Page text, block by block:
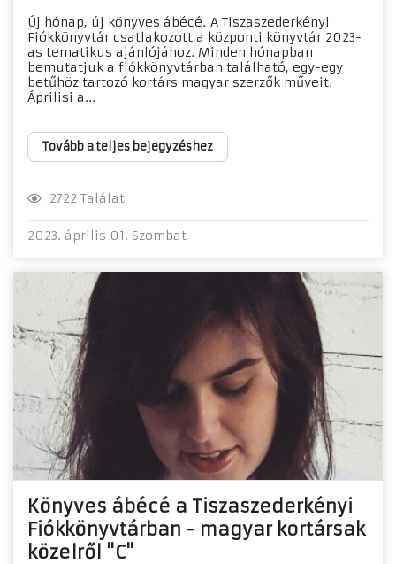
Új hónap, új könyves ábécé. A Tiszaszederkényi
Fiókkönyvtár csatlakozott a központi könyvtár 2023-
as tematikus ajánlójához. Minden hónapban
bemutatjuk a fiókkönyvtárban található, egy-egy
betűhöz tartozó kortárs magyar szerzők műveit.
Áprilisi a...
Tovább a teljes bejegyzéshez
2722 Találat
2023. április 01. Szombat
Könyves ábécé a Tiszaszederkényi
Fiókkönyvtárban - magyar kortársak
közelről "C"